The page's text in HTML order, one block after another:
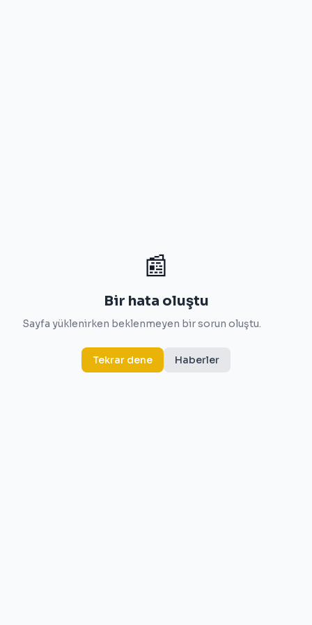
📰
Bir hata oluştu
Sayfa yüklenirken beklenmeyen bir sorun oluştu.
Tekrar dene Haberler